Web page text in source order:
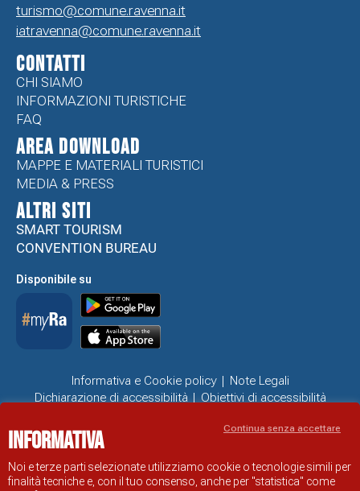
turismo@comune.ravenna.it
iatravenna@comune.ravenna.it
CONTATTI
CHI SIAMO
INFORMAZIONI TURISTICHE
FAQ
Area Download
MAPPE E MATERIALI TURISTICI
MEDIA & PRESS
ALTRI SITI
SMART TOURISM
CONVENTION BUREAU
Disponibile su
Informativa e Cookie policy
Note Legali
Dichiarazione di accessibilità
Obiettivi di accessibilità
SITO UFFICIALE DI INFORMAZIONE TURISTICA DI RAVENNA
Informativa
Noi e terze parti selezionate utilizziamo cookie o tecnologie simili per
finalità tecniche e, con il tuo consenso, anche per "statistica" come
Continua senza accettare